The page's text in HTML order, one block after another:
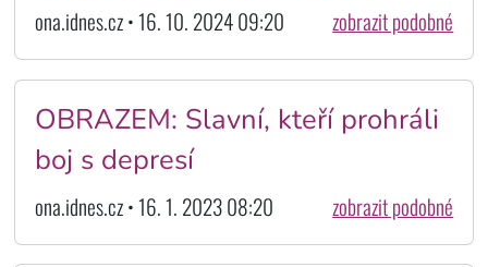
ona.idnes.cz • 16. 10. 2024 09:20 zobrazit podobné
OBRAZEM: Slavní, kteří prohráli
boj s depresí
ona.idnes.cz • 16. 1. 2023 08:20 zobrazit podobné